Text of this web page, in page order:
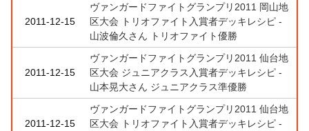
2011-12-15
ヴァンガードファイトグランプリ2011 岡山地
区大会 トリオファイト入賞者デッキレシピ -
山波倫久さん トリオファイト優勝
2011-12-15
ヴァンガードファイトグランプリ2011 仙台地
区大会 ジュニアクラス入賞者デッキレシピ -
山本晃大さん ジュニアクラス準優勝
2011-12-15
ヴァンガードファイトグランプリ2011 仙台地
区大会 トリオファイト入賞者デッキレシピ -